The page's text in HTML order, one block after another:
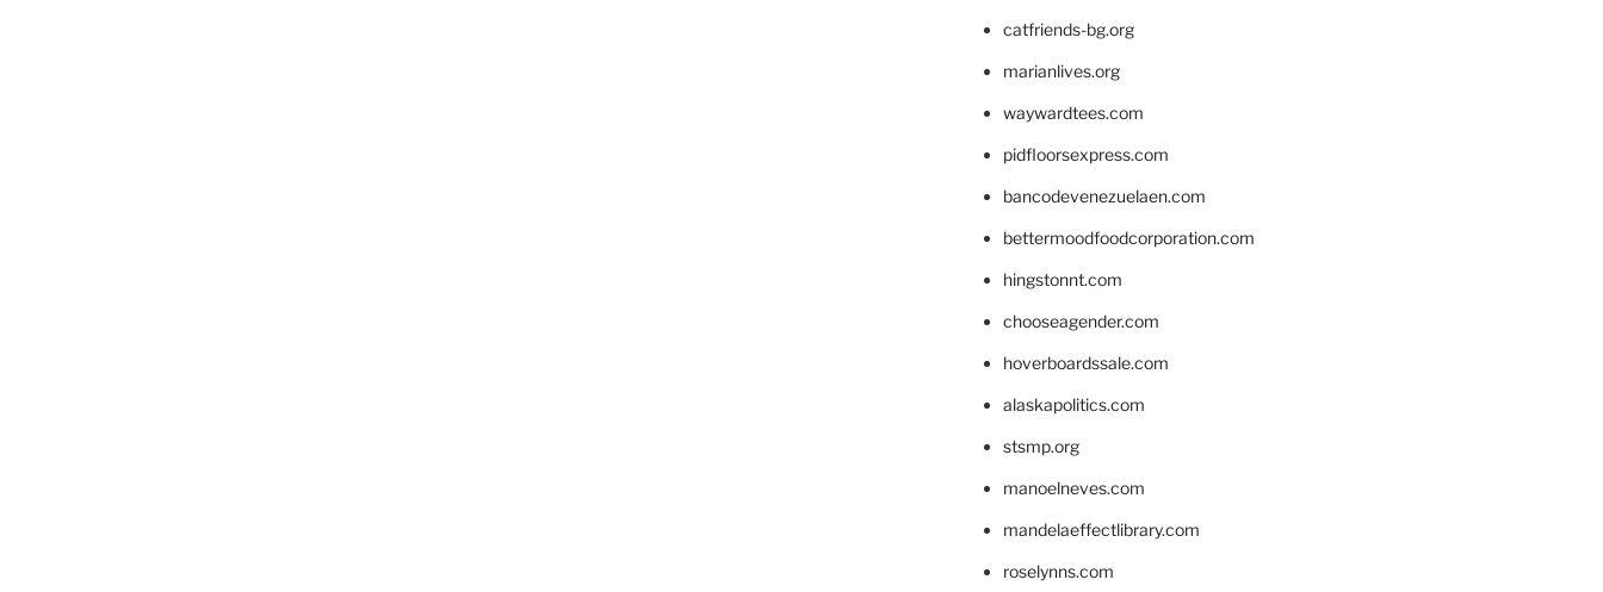
catfriends-bg.org
marianlives.org
waywardtees.com
pidfloorsexpress.com
bancodevenezuelaen.com
bettermoodfoodcorporation.com
hingstonnt.com
chooseagender.com
hoverboardssale.com
alaskapolitics.com
stsmp.org
manoelneves.com
mandelaeffectlibrary.com
roselynns.com